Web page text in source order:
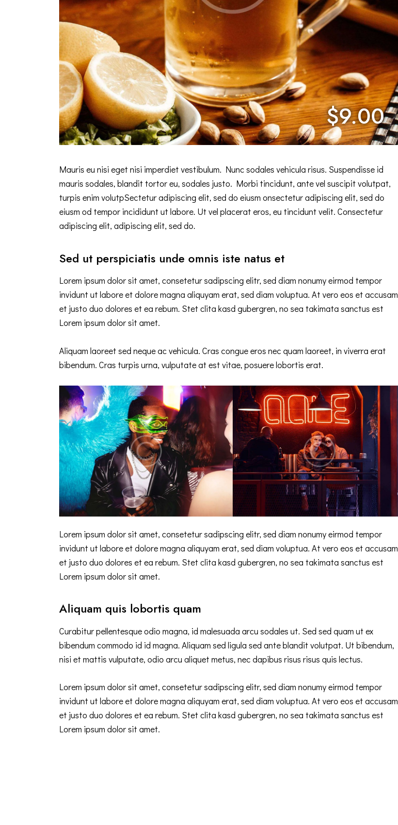
$9.00
Mauris eu nisi eget nisi imperdiet vestibulum. Nunc sodales vehicula risus. Suspendisse id
mauris sodales, blandit tortor eu, sodales justo. Morbi tincidunt, ante vel suscipit volutpat,
turpis enim volutpSectetur adipiscing elit, sed do eiusm onsectetur adipiscing elit, sed do
eiusm od tempor incididunt ut labore. Ut vel placerat eros, eu tincidunt velit. Consectetur
adipiscing elit, adipiscing elit, sed do.
Sed ut perspiciatis unde omnis iste natus et
Lorem ipsum dolor sit amet, consetetur sadipscing elitr, sed diam nonumy eirmod tempor
invidunt ut labore et dolore magna aliquyam erat, sed diam voluptua. At vero eos et accusam
et justo duo dolores et ea rebum. Stet clita kasd gubergren, no sea takimata sanctus est
Lorem ipsum dolor sit amet.
Aliquam laoreet sed neque ac vehicula. Cras congue eros nec quam laoreet, in viverra erat
bibendum. Cras turpis urna, vulputate at est vitae, posuere lobortis erat.
Lorem ipsum dolor sit amet, consetetur sadipscing elitr, sed diam nonumy eirmod tempor
invidunt ut labore et dolore magna aliquyam erat, sed diam voluptua. At vero eos et accusam
et justo duo dolores et ea rebum. Stet clita kasd gubergren, no sea takimata sanctus est
Lorem ipsum dolor sit amet.
Aliquam quis lobortis quam
Curabitur pellentesque odio magna, id malesuada arcu sodales ut. Sed sed quam ut ex
bibendum commodo id id magna. Aliquam sed ligula sed ante blandit volutpat. Ut bibendum,
nisi et mattis vulputate, odio arcu aliquet metus, nec dapibus risus risus quis lectus.
Lorem ipsum dolor sit amet, consetetur sadipscing elitr, sed diam nonumy eirmod tempor
invidunt ut labore et dolore magna aliquyam erat, sed diam voluptua. At vero eos et accusam
et justo duo dolores et ea rebum. Stet clita kasd gubergren, no sea takimata sanctus est
Lorem ipsum dolor sit amet.